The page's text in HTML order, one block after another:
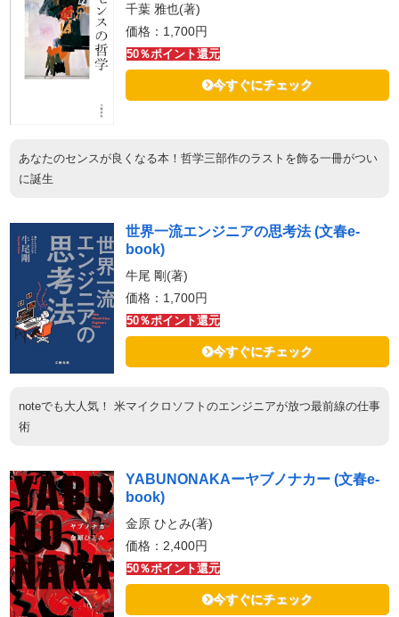
千葉 雅也(著)
価格：1,700円
50％ポイント還元
今すぐにチェック
あなたのセンスが良くなる本！哲学三部作のラストを飾る一冊がつい
に誕生
世界一流エンジニアの思考法 (文春e-
book)
牛尾 剛(著)
価格：1,700円
50％ポイント還元
今すぐにチェック
noteでも大人気！ 米マイクロソフトのエンジニアが放つ最前線の仕事
術
YABUNONAKAーヤブノナカー (文春e-
book)
金原 ひとみ(著)
価格：2,400円
50％ポイント還元
今すぐにチェック